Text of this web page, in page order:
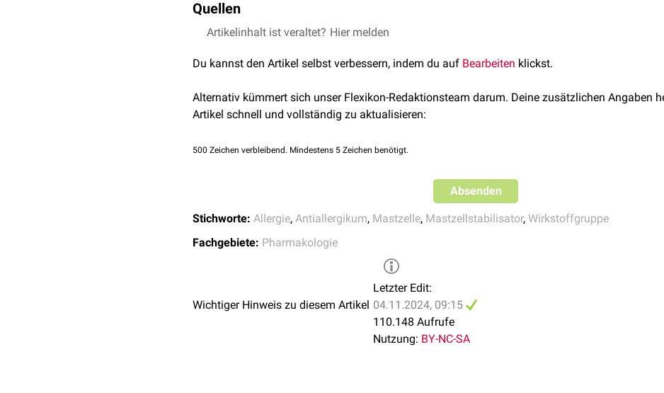
Die Anwendung der Mastzellstabilisatoren erfolgt immer lokal, d.h. in Form von
Augentropfen.
Die erhältlichen Substanzen aus der Gruppe der Cromone sind:
Cromoglicinsäure
Lodoxamid
Neben den Cromonen wird auch demH1-Antihistaminikum Ketotifen eine
zugeschrieben.
sehr selten. Infolge der lokalen Applikationen kann es zu einer Irritation und Reizung der
Quellen
↑ Finn DF, Walsh JJ:Twenty-first century mast cell stabilizers.
Artikelinhalt ist veraltet? Hier melden
Du kannst den Artikel selbst verbessern, indem du auf Bearbeiten klickst.
Alternativ kümmert sich unser Flexikon-Redaktionsteam darum. Deine zusätzlichen Angaben
Artikel schnell und vollständig zu aktualisieren:
500 Zeichen verbleibend. Mindestens 5 Zeichen benötigt.
Absenden
Stichworte: Allergie, Antiallergikum, Mastzelle, Mastzellstabilisator, Wirkstoffgruppe
Fachgebiete: Pharmakologie
Wichtiger Hinweis zu diesem Artikel
Letzter Edit:
04.11.2024, 09:15
110.148 Aufrufe
Nutzung: BY-NC-SA